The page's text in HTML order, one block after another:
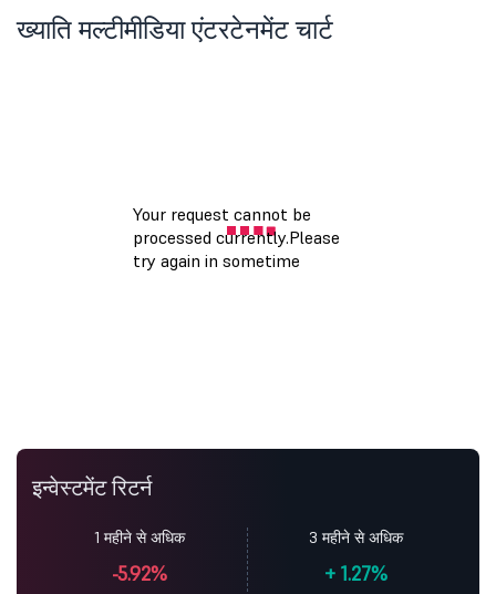
ख्याति मल्टीमीडिया एंटरटेनमेंट चार्ट
इन्वेस्टमेंट रिटर्न
1 महीने से अधिक
-5.92%
3 महीने से अधिक
+ 1.27%